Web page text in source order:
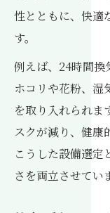
性とともに、快適
す。
例えば、24時間換
ホコリや花粉、湿
を取り入れられま
スクが減り、健康
こうした設備選定
さを両立させてい